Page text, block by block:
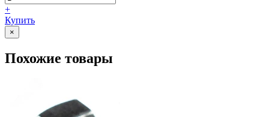
+
Купить
×
Похожие товары